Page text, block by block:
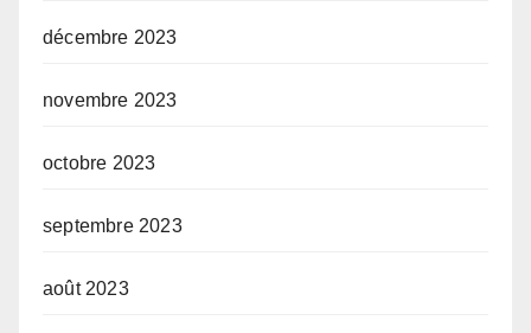
décembre 2023
novembre 2023
octobre 2023
septembre 2023
août 2023